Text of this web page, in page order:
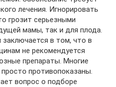
лечения. Игнорировать
грозит серьезными
мамы, так и для плода.
в том, что в
не рекомендуется
препараты. Многие
противопоказаны.
вопрос о подборе